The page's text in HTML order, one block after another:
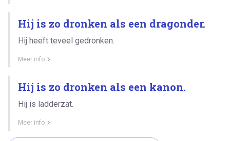
Hij is zo dronken als een dragonder.
Hij heeft teveel gedronken.
Meer info
Hij is zo dronken als een kanon.
Hij is ladderzat.
Meer info